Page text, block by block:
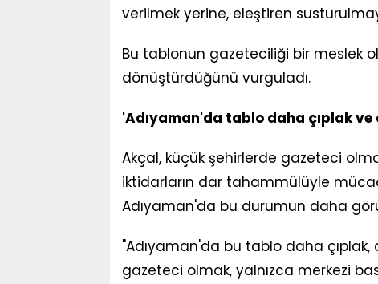
verilmek yerine, eleştiren
Bu tablonun gazeteciliği bir meslek
dönüştürdüğünü vurguladı.
'Adıyaman'da tablo daha çıplak
Akçal, küçük şehirlerde gazeteci
iktidarların dar tahammülüyle
Adıyaman'da bu durumun daha
"Adıyaman'da bu tablo daha
gazeteci olmak, yalnızca merkezi